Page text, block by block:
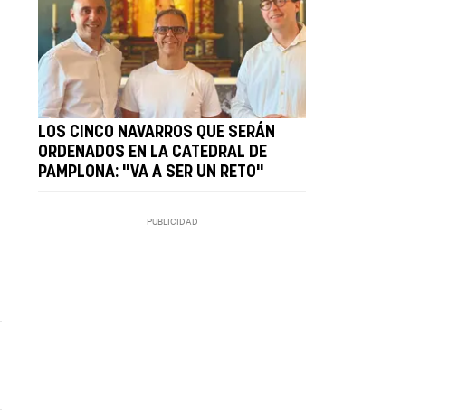
LOS CINCO NAVARROS QUE SERÁN
ORDENADOS EN LA CATEDRAL DE
PAMPLONA: "VA A SER UN RETO"